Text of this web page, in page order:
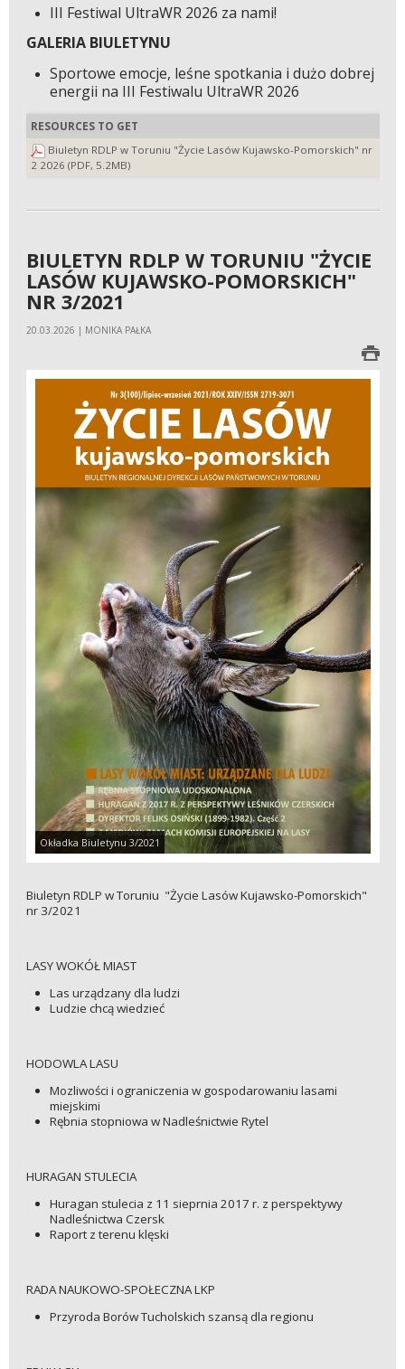
III Festiwal UltraWR 2026 za nami!
GALERIA BIULETYNU
Sportowe emocje, leśne spotkania i dużo dobrej
energii na III Festiwalu UltraWR 2026
RESOURCES TO GET
Biuletyn RDLP w Toruniu "Życie Lasów Kujawsko-Pomorskich" nr
2 2026 (PDF, 5.2MB)
BIULETYN RDLP W TORUNIU "ŻYCIE
LASÓW KUJAWSKO-POMORSKICH"
NR 3/2021
20.03.2026 | MONIKA PAŁKA
Okładka Biuletynu 3/2021
Biuletyn RDLP w Toruniu "Życie Lasów Kujawsko-Pomorskich"
nr 3/2021
LASY WOKÓŁ MIAST
Las urządzany dla ludzi
Ludzie chcą wiedzieć
HODOWLA LASU
Mozliwości i ograniczenia w gospodarowaniu lasami
miejskimi
Rębnia stopniowa w Nadleśnictwie Rytel
HURAGAN STULECIA
Huragan stulecia z 11 sieprnia 2017 r. z perspektywy
Nadleśnictwa Czersk
Raport z terenu klęski
RADA NAUKOWO-SPOŁECZNA LKP
Przyroda Borów Tucholskich szansą dla regionu